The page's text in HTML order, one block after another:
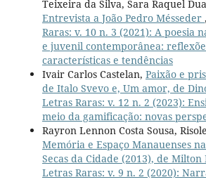
Teixeira da Silva, Sara Raquel
Entrevista a João Pedro Mésseder ,
Raras: v. 10 n. 3 (2021): A poesia
e juvenil contemporânea:
características e tendências
Ivair Carlos Castelan, Paixão e
de Italo Svevo e, Um amor, de
Letras Raras: v. 12 n. 2 (2023):
meio da gamificação: novas
Rayron Lennon Costa Sousa,
Memória e Espaço Manauenses
Secas da Cidade (2013), de
Letras Raras: v. 9 n. 2 (2020):